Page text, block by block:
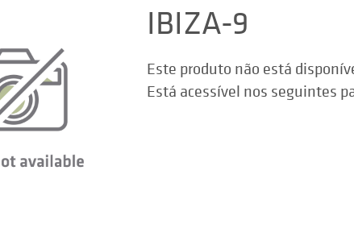
IBIZA-9
Este produto não está
Está acessível nos seguintes